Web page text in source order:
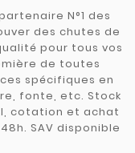
N°1 des
des chutes de
pour tous vos
de toutes
spécifiques en
fonte, etc. Stock
cotation et achat
SAV disponible